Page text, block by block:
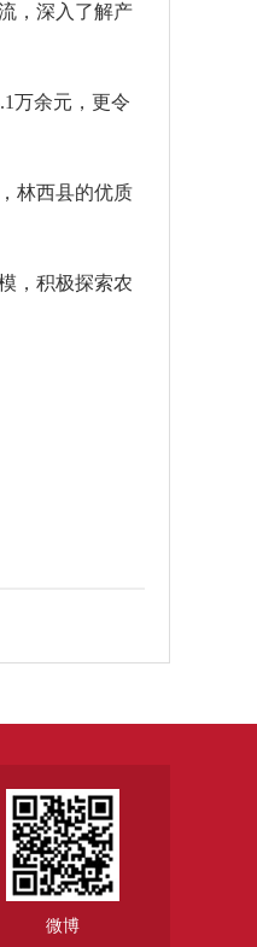
，深入了解产
万余元，更令
林西县的优质
，积极探索农
微博